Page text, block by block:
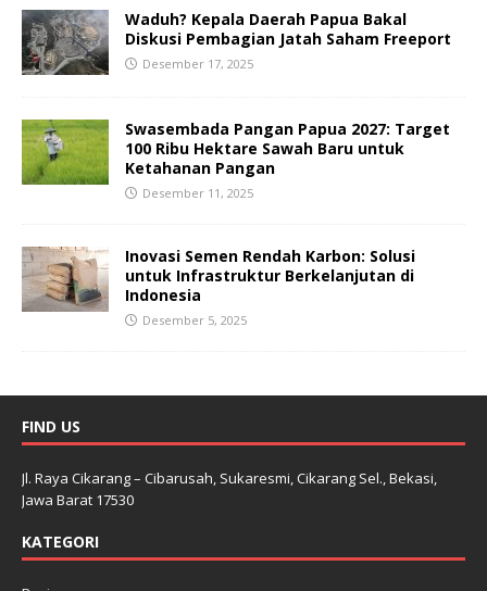
Waduh? Kepala Daerah Papua Bakal
Diskusi Pembagian Jatah Saham Freeport
Desember 17, 2025
Swasembada Pangan Papua 2027: Target
100 Ribu Hektare Sawah Baru untuk
Ketahanan Pangan
Desember 11, 2025
Inovasi Semen Rendah Karbon: Solusi
untuk Infrastruktur Berkelanjutan di
Indonesia
Desember 5, 2025
FIND US
Jl. Raya Cikarang – Cibarusah, Sukaresmi, Cikarang Sel., Bekasi,
Jawa Barat 17530
KATEGORI